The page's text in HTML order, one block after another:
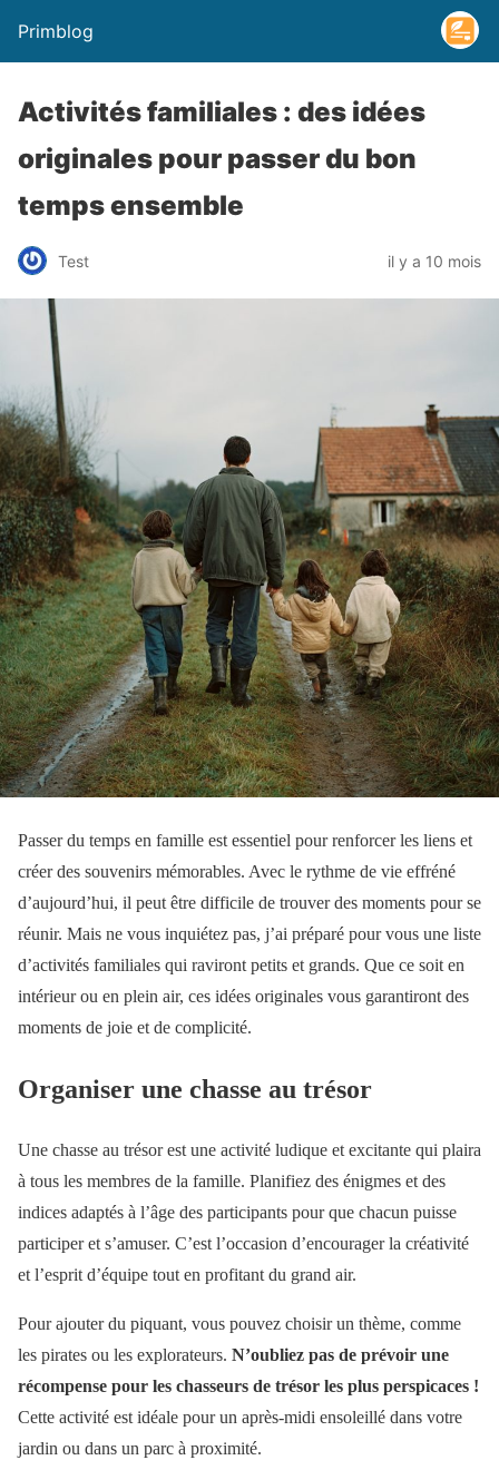
Primblog
Activités familiales : des idées
originales pour passer du bon
temps ensemble
Test il y a 10 mois
Passer du temps en famille est essentiel pour renforcer les liens et
créer des souvenirs mémorables. Avec le rythme de vie effréné
d’aujourd’hui, il peut être difficile de trouver des moments pour se
réunir. Mais ne vous inquiétez pas, j’ai préparé pour vous une liste
d’activités familiales qui raviront petits et grands. Que ce soit en
intérieur ou en plein air, ces idées originales vous garantiront des
moments de joie et de complicité.
Organiser une chasse au trésor
Une chasse au trésor est une activité ludique et excitante qui plaira
à tous les membres de la famille. Planifiez des énigmes et des
indices adaptés à l’âge des participants pour que chacun puisse
participer et s’amuser. C’est l’occasion d’encourager la créativité
et l’esprit d’équipe tout en profitant du grand air.
Pour ajouter du piquant, vous pouvez choisir un thème, comme
les pirates ou les explorateurs. N’oubliez pas de prévoir une
récompense pour les chasseurs de trésor les plus perspicaces !
Cette activité est idéale pour un après-midi ensoleillé dans votre
jardin ou dans un parc à proximité.